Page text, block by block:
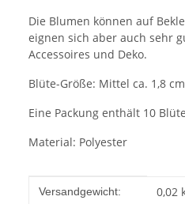
Die Blumen können auf
eignen sich aber auch sehr
Accessoires und Deko.
Blüte-Größe: Mittel ca. 1,8
Eine Packung enthält 10
Material: Polyester
Produkteigenschaft
Wert
Versandgewicht: 0,02